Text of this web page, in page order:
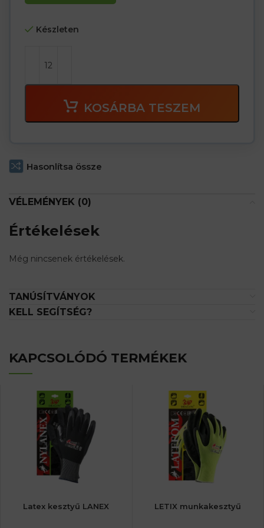
Készleten
KOSÁRBA TESZEM
Hasonlítsa össze
VÉLEMÉNYEK (0)
Értékelések
Még nincsenek értékelések.
TANÚSÍTVÁNYOK
KELL SEGÍTSÉG?
KAPCSOLÓDÓ TERMÉKEK
Latex kesztyű LANEX LETIX munkakesztyű